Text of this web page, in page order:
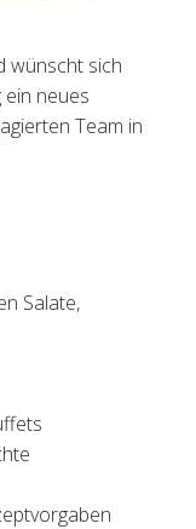
wünscht sich
neues
Team in
Salate,